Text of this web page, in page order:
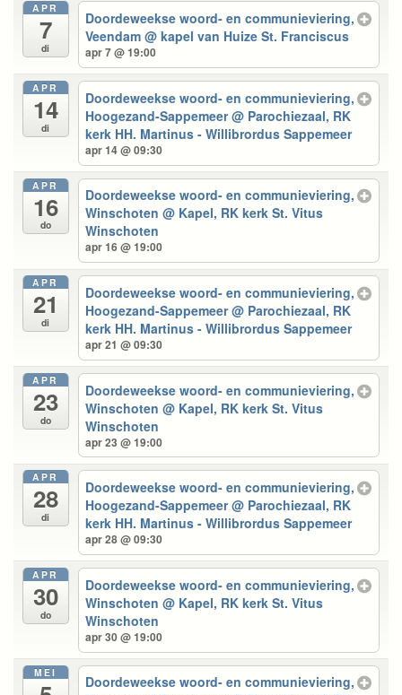
APR
7
di
Doordeweekse woord- en communieviering,
Veendam@ kapel van Huize St. Franciscus
apr 7 @ 19:00
APR
14
di
Doordeweekse woord- en communieviering,
Hoogezand-Sappemeer@ Parochiezaal, RK
kerk HH. Martinus - Willibrordus Sappemeer
apr 14 @ 09:30
APR
16
do
Doordeweekse woord- en communieviering,
Winschoten@ Kapel, RK kerk St. Vitus
Winschoten
apr 16 @ 19:00
APR
21
di
Doordeweekse woord- en communieviering,
Hoogezand-Sappemeer@ Parochiezaal, RK
kerk HH. Martinus - Willibrordus Sappemeer
apr 21 @ 09:30
APR
23
do
Doordeweekse woord- en communieviering,
Winschoten@ Kapel, RK kerk St. Vitus
Winschoten
apr 23 @ 19:00
APR
28
di
Doordeweekse woord- en communieviering,
Hoogezand-Sappemeer@ Parochiezaal, RK
kerk HH. Martinus - Willibrordus Sappemeer
apr 28 @ 09:30
APR
30
do
Doordeweekse woord- en communieviering,
Winschoten@ Kapel, RK kerk St. Vitus
Winschoten
apr 30 @ 19:00
MEI
Doordeweekse woord- en communieviering,